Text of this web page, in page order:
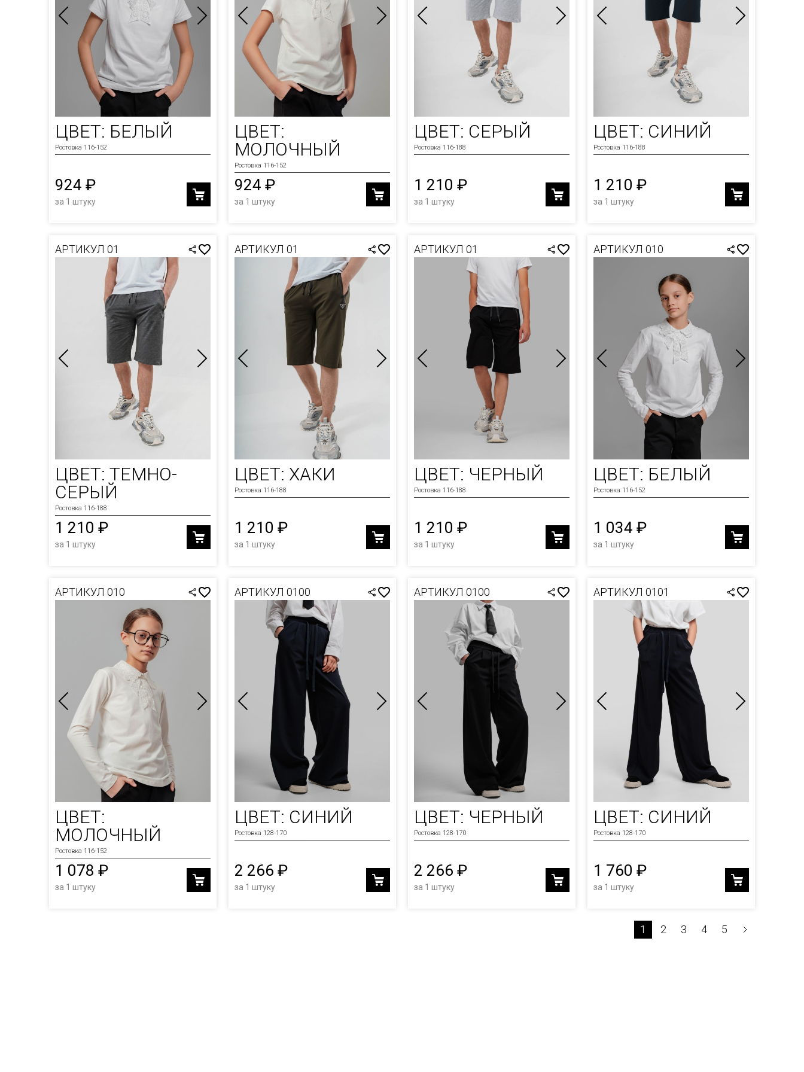
ЦВЕТ: БЕЛЫЙ
Ростовка 116-152
924 ₽
за 1 штуку
ЦВЕТ:
МОЛОЧНЫЙ
Ростовка 116-152
924 ₽
за 1 штуку
ЦВЕТ: СЕРЫЙ
Ростовка 116-188
1 210 ₽
за 1 штуку
ЦВЕТ: СИНИЙ
Ростовка 116-188
1 210 ₽
за 1 штуку
АРТИКУЛ 01
ЦВЕТ: ТЕМНО-
СЕРЫЙ
Ростовка 116-188
1 210 ₽
за 1 штуку
АРТИКУЛ 01
ЦВЕТ: ХАКИ
Ростовка 116-188
1 210 ₽
за 1 штуку
АРТИКУЛ 01
ЦВЕТ: ЧЕРНЫЙ
Ростовка 116-188
1 210 ₽
за 1 штуку
АРТИКУЛ 010
ЦВЕТ: БЕЛЫЙ
Ростовка 116-152
1 034 ₽
за 1 штуку
АРТИКУЛ 010
ЦВЕТ:
МОЛОЧНЫЙ
Ростовка 116-152
1 078 ₽
за 1 штуку
АРТИКУЛ 0100
ЦВЕТ: СИНИЙ
Ростовка 128-170
2 266 ₽
за 1 штуку
АРТИКУЛ 0100
ЦВЕТ: ЧЕРНЫЙ
Ростовка 128-170
2 266 ₽
за 1 штуку
АРТИКУЛ 0101
ЦВЕТ: СИНИЙ
Ростовка 128-170
1 760 ₽
за 1 штуку
1 2 3 4 5